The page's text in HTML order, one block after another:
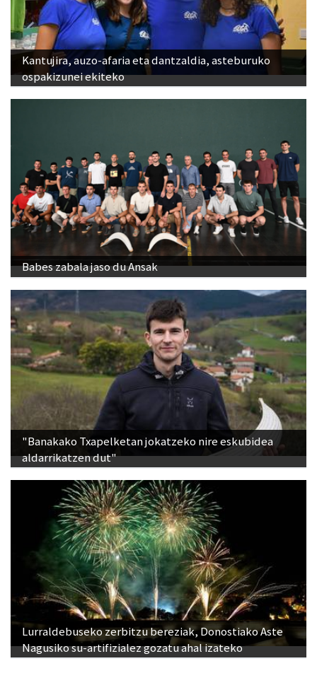
Kantujira, auzo-afaria eta dantzaldia, asteburuko
ospakizunei ekiteko
Babes zabala jaso du Ansak
"Banakako Txapelketan jokatzeko nire eskubidea
aldarrikatzen dut"
Lurraldebuseko zerbitzu bereziak, Donostiako Aste
Nagusiko su-artifizialez gozatu ahal izateko